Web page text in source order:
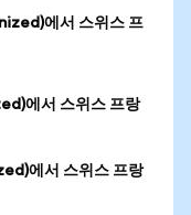
에서 스위스 프
에서 스위스 프랑
에서 스위스 프랑